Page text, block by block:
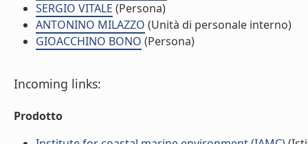
SERGIO VITALE (Persona)
ANTONINO MILAZZO (Unità di personale interno)
GIOACCHINO BONO (Persona)
Incoming links:
Prodotto